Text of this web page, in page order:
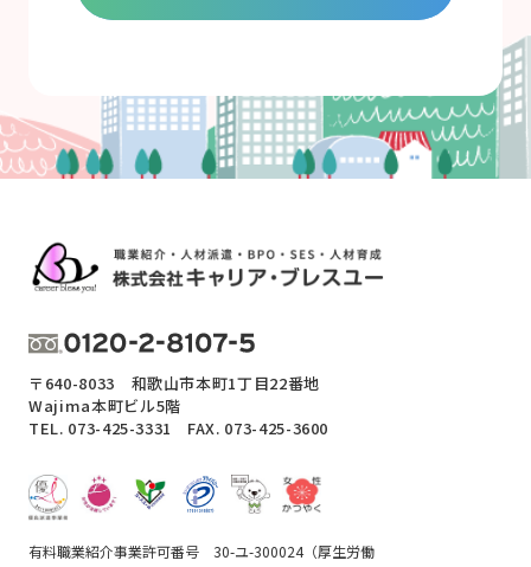
〒640-8033 和歌山市本町1丁目22番地
Wajima本町ビル5階
TEL. 073-425-3331 FAX. 073-425-3600
有料職業紹介事業許可番号 30-ユ-300024（厚生労働